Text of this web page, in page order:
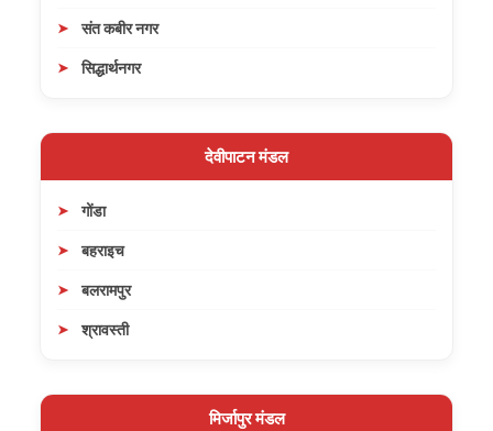
संत कबीर नगर
सिद्धार्थनगर
देवीपाटन मंडल
गोंडा
बहराइच
बलरामपुर
श्रावस्ती
मिर्जापुर मंडल